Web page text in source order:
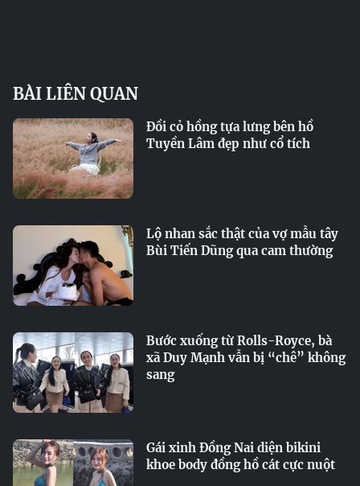
BÀI LIÊN QUAN
Đồi cỏ hồng tựa lưng bên hồ
Tuyền Lâm đẹp như cổ tích
Lộ nhan sắc thật của vợ mẫu tây
Bùi Tiến Dũng qua cam thường
Bước xuống từ Rolls-Royce, bà
xã Duy Mạnh vẫn bị “chê” không
sang
Gái xinh Đồng Nai diện bikini
khoe body đồng hồ cát cực nuột